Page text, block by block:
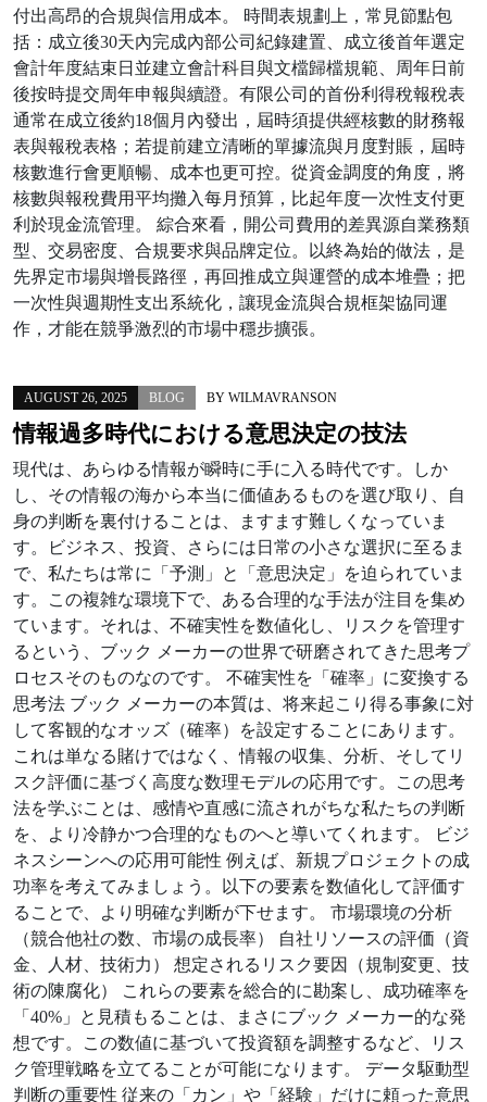
付出高昂的合規與信用成本。 時間表規劃上，常見節點包
括：成立後30天內完成內部公司紀錄建置、成立後首年選定
會計年度結束日並建立會計科目與文檔歸檔規範、周年日前
後按時提交周年申報與續證。有限公司的首份利得稅報稅表
通常在成立後約18個月內發出，屆時須提供經核數的財務報
表與報稅表格；若提前建立清晰的單據流與月度對賬，屆時
核數進行會更順暢、成本也更可控。從資金調度的角度，將
核數與報稅費用平均攤入每月預算，比起年度一次性支付更
利於現金流管理。 綜合來看，開公司費用的差異源自業務類
型、交易密度、合規要求與品牌定位。以終為始的做法，是
先界定市場與增長路徑，再回推成立與運營的成本堆疊；把
一次性與週期性支出系統化，讓現金流與合規框架協同運
作，才能在競爭激烈的市場中穩步擴張。
AUGUST 26, 2025 BLOG BY WILMAVRANSON
情報過多時代における意思決定の技法
現代は、あらゆる情報が瞬時に手に入る時代です。しか
し、その情報の海から本当に価値あるものを選び取り、自
身の判断を裏付けることは、ますます難しくなっていま
す。ビジネス、投資、さらには日常の小さな選択に至るま
で、私たちは常に「予測」と「意思決定」を迫られていま
す。この複雑な環境下で、ある合理的な手法が注目を集め
ています。それは、不確実性を数値化し、リスクを管理す
るという、ブック メーカーの世界で研磨されてきた思考プ
ロセスそのものなのです。 不確実性を「確率」に変換する
思考法 ブック メーカーの本質は、将来起こり得る事象に対
して客観的なオッズ（確率）を設定することにあります。
これは単なる賭けではなく、情報の収集、分析、そしてリ
スク評価に基づく高度な数理モデルの応用です。この思考
法を学ぶことは、感情や直感に流されがちな私たちの判断
を、より冷静かつ合理的なものへと導いてくれます。 ビジ
ネスシーンへの応用可能性 例えば、新規プロジェクトの成
功率を考えてみましょう。以下の要素を数値化して評価す
ることで、より明確な判断が下せます。 市場環境の分析
（競合他社の数、市場の成長率） 自社リソースの評価（資
金、人材、技術力） 想定されるリスク要因（規制変更、技
術の陳腐化） これらの要素を総合的に勘案し、成功確率を
「40%」と見積もることは、まさにブック メーカー的な発
想です。この数値に基づいて投資額を調整するなど、リス
ク管理戦略を立てることが可能になります。 データ駆動型
判断の重要性 従来の「カン」や「経験」だけに頼った意思